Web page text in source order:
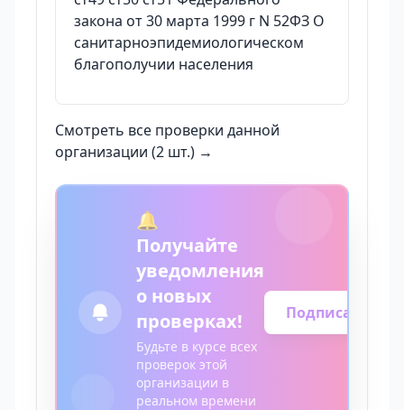
закона от 30 марта 1999 г N 52ФЗ О
санитарноэпидемиологическом
благополучии населения
Смотреть все проверки данной
организации (2 шт.) →
🔔
Получайте
уведомления
о новых
проверках!
Будьте в курсе всех
проверок этой
организации в
реальном времени
Подписаться